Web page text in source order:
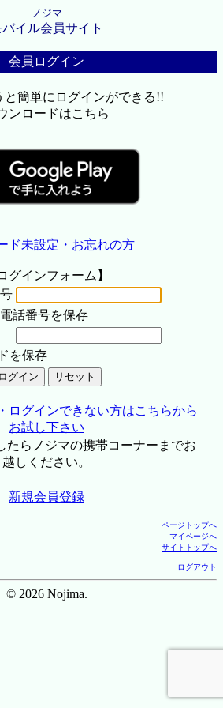
ノジマ
バイル会員サイト
会員ログイン
と簡単にログインができる!!
ンロードはこちら
ド未設定・お忘れの方
グインフォーム】
話番号を保存
を保存
ログインできない方はこちらから
お試し下さい
たらノジマの携帯コーナーまでお
越しください。
新規会員登録
ページトップへ
マイページへ
サイトトップへ
ログアウト
© 2026 Nojima.